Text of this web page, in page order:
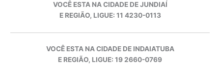
VOCÊ ESTA NA CIDADE DE JUNDIAÍ
E REGIÃO, LIGUE: 11 4230-0113
VOCÊ ESTA NA CIDADE DE INDAIATUBA
E REGIÃO, LIGUE: 19 2660-0769